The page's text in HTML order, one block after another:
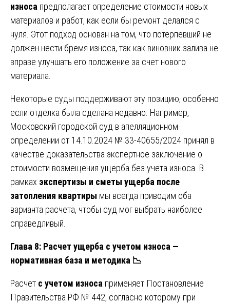
износа предполагает определение стоимости новых
материалов и работ, как если бы ремонт делался с
нуля. Этот подход основан на том, что потерпевший не
должен нести бремя износа, так как виновник залива не
вправе улучшать его положение за счет нового
материала.
Некоторые суды поддерживают эту позицию, особенно
если отделка была сделана недавно. Например,
Московский городской суд в апелляционном
определении от 14.10.2024 № 33-40655/2024 принял в
качестве доказательства экспертное заключение о
стоимости возмещения ущерба без учета износа. В
рамках экспертизы и сметы ущерба после
затопления квартиры мы всегда приводим оба
варианта расчета, чтобы суд мог выбрать наиболее
справедливый.
Глава 8: Расчет ущерба с учетом износа —
нормативная база и методика 📉
Расчет с учетом износа применяет Постановление
Правительства РФ № 442, согласно которому при